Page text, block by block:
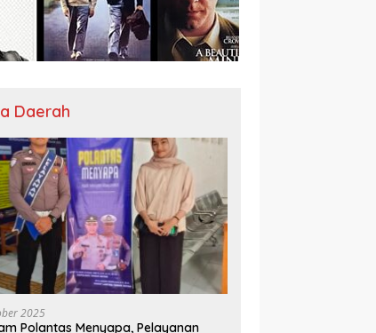
Daerah
2025
Polantas Menyapa, Pelayanan